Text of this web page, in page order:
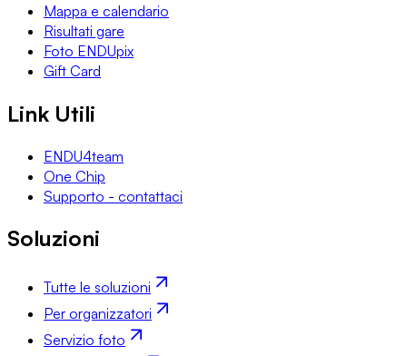
Mappa e calendario
Risultati gare
Foto ENDUpix
Gift Card
Link Utili
ENDU4team
One Chip
Supporto - contattaci
Soluzioni
Tutte le soluzioni
Per organizzatori
Servizio foto